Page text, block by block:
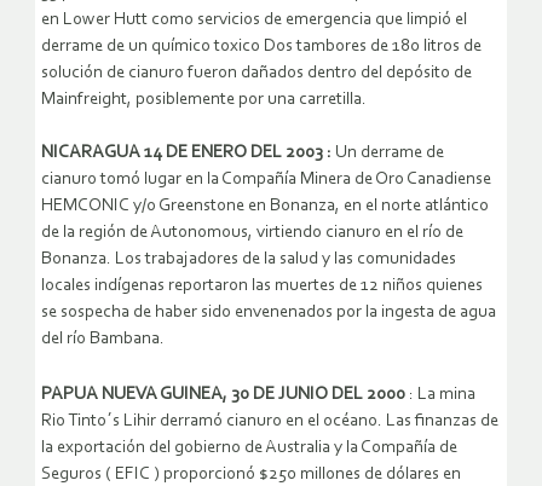
en Lower Hutt como servicios de emergencia que limpió el
derrame de un químico toxico Dos tambores de 180 litros de
solución de cianuro fueron dañados dentro del depósito de
Mainfreight, posiblemente por una carretilla.
NICARAGUA 14 DE ENERO DEL 2003 : Un derrame de
cianuro tomó lugar en la Compañía Minera de Oro Canadiense
HEMCONIC y/o Greenstone en Bonanza, en el norte atlántico
de la región de Autonomous, virtiendo cianuro en el río de
Bonanza. Los trabajadores de la salud y las comunidades
locales indígenas reportaron las muertes de 12 niños quienes
se sospecha de haber sido envenenados por la ingesta de agua
del río Bambana.
PAPUA NUEVA GUINEA, 30 DE JUNIO DEL 2000 : La mina
Rio Tinto´s Lihir derramó cianuro en el océano. Las finanzas de
la exportación del gobierno de Australia y la Compañía de
Seguros ( EFIC ) proporcionó $250 millones de dólares en